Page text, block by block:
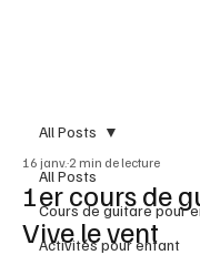
All Posts
Cours de guitare pour
Activités pour enfant
All Posts
1er cours de
Vive le vent
16 janv. 2 min de lecture